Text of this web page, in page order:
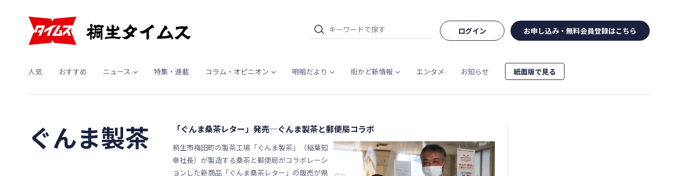
ログイン お申し込み・無料会員登録はこちら
人気 おすすめ ニュース 特集・連載 コラム・オピニオン 明暗だより 街かど新情報 エンタメ お知らせ 紙面版で見る
ぐんま製茶 「ぐんま桑茶レター」発売─ぐんま製茶と郵便局コラボ
桐生市梅田町の製茶工場「ぐんま製茶」（稲葉知
幸社長）が製造する桑茶と郵便局がコラボレーシ
ョンした新商品「ぐんま桑茶レター」の販売が県